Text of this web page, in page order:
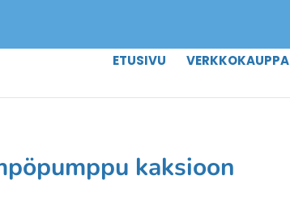
ETUSIVU VERKKOKAUPPA
kaksioon